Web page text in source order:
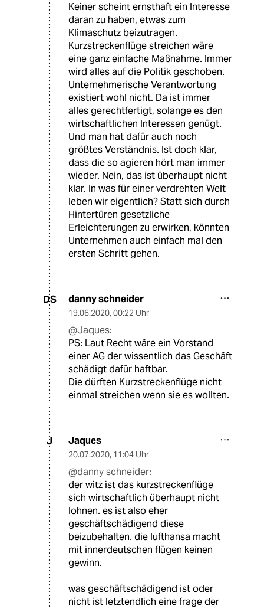
Keiner scheint ernsthaft ein Interesse
daran zu haben, etwas zum
Klimaschutz beizutragen.
Kurzstreckenflüge streichen wäre
eine ganz einfache Maßnahme. Immer
wird alles auf die Politik geschoben.
Unternehmerische Verantwortung
existiert wohl nicht. Da ist immer
alles gerechtfertigt, solange es den
wirtschaftlichen Interessen genügt.
Und man hat dafür auch noch
größtes Verständnis. Ist doch klar,
dass die so agieren hört man immer
wieder. Nein, das ist überhaupt nicht
klar. In was für einer verdrehten Welt
leben wir eigentlich? Statt sich durch
Hintertüren gesetzliche
Erleichterungen zu erwirken, könnten
Unternehmen auch einfach mal den
ersten Schritt gehen.
DS danny schneider
19.06.2020, 00:22 Uhr
@Jaques:
PS: Laut Recht wäre ein Vorstand
einer AG der wissentlich das Geschäft
schädigt dafür haftbar.
Die dürften Kurzstreckenflüge nicht
einmal streichen wenn sie es wollten.
J Jaques
20.07.2020, 11:04 Uhr
@danny schneider:
der witz ist das kurzstreckenflüge
sich wirtschaftlich überhaupt nicht
lohnen. es ist also eher
geschäftschädigend diese
beizubehalten. die lufthansa macht
mit innerdeutschen flügen keinen
gewinn.
was geschäftschädigend ist oder
nicht ist letztendlich eine frage der